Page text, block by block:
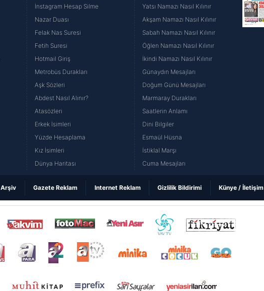
İnstagram Hesap Silme
Nazar Duası
Felak Nas Suresi
Fetih Suresi
Hotmail Giriş
Metrobüs Durakları
Aşk Sözleri
Abdest Nasıl Alınır?
Atasözleri
Erkek İsimleri
Yüzde Hesaplama
Kız İsimleri
Dünya Haritası
Yatsı Namazı Nasıl Kılınır
Akşam Namazı Nasıl Kılınır
Sabah Namazı Nasıl Kılınır
Öğlen Namazı Nasıl Kılınır
İkindi Namazı Nasıl Kılınır
Günaydın Mesajları
Doğum Günü Mesajları
Marmaray Durakları
Saatlerin Anlamı
Dini Bilgiler
Esmaül Hüsna
İstiklal Marşı
Cuma Mesajları
Arşiv Gazete Reklam Internet Reklam Gizlilik Bildirimi Künye / İletişim